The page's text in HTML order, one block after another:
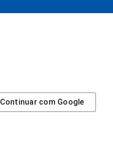
Continuar com Google